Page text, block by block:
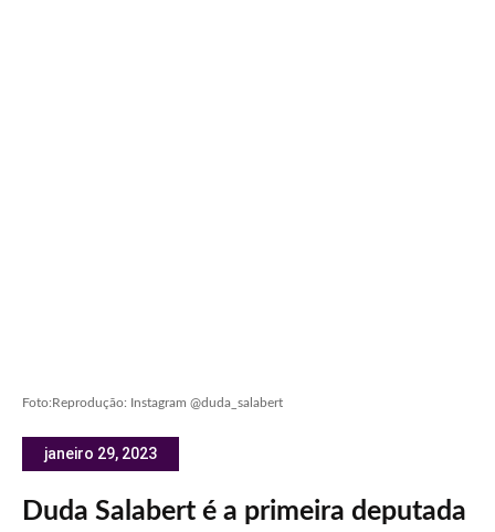
Foto:Reprodução: Instagram @duda_salabert
janeiro 29, 2023
Duda Salabert é a primeira deputada